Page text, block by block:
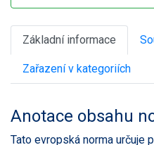
Základní informace
Zařazení v kategoriích
Anotace obsahu
Tato evropská norma určuje